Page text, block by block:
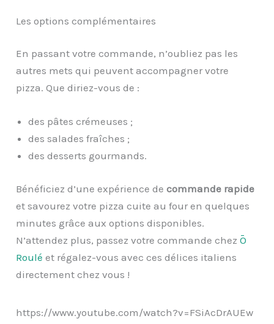
Les options complémentaires
En passant votre commande, n’oubliez pas les
autres mets qui peuvent accompagner votre
pizza. Que diriez-vous de :
des pâtes crémeuses ;
des salades fraîches ;
des desserts gourmands.
Bénéficiez d’une expérience decommande rapide
et savourez votre pizza cuite au four en quelques
minutes grâce aux options disponibles.
N’attendez plus, passez votre commande chezŌ
Roulé et régalez-vous avec ces délices italiens
directement chez vous !
https://www.youtube.com/watch?v=FSiAcDrAUEw